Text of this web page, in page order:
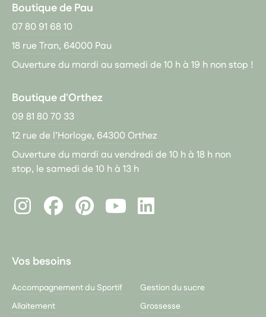
Boutique de Pau
07 80 91 68 10
18 rue Tran, 64000 Pau
Ouverture du mardi au samedi de 10 h à 19 h non stop !
Boutique d'Orthez
09 81 80 70 33
12 rue de l’Horloge, 64300 Orthez
Ouverture du mardi au vendredi de 10 h à 18 h non
stop, le samedi de 10 h à 13 h
InstagramFacebookPinterest
LinkedIn
Vos besoins
Accompagnement du Sportif
Allaitement
Gestion du sucre
Grossesse